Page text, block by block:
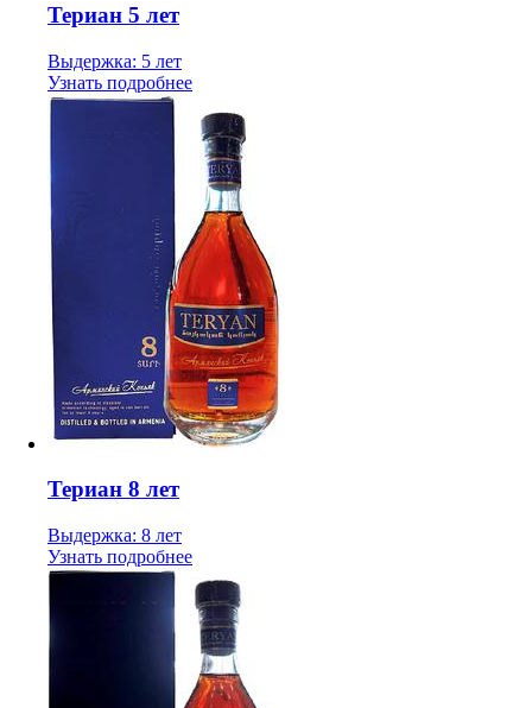
Териан 5 лет
Выдержка: 5 лет
Узнать подробнее
Териан 8 лет
Выдержка: 8 лет
Узнать подробнее